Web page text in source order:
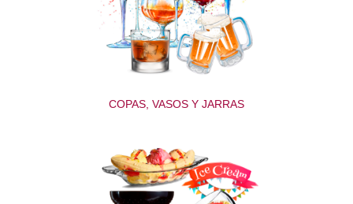
COPAS, VASOS Y JARRAS